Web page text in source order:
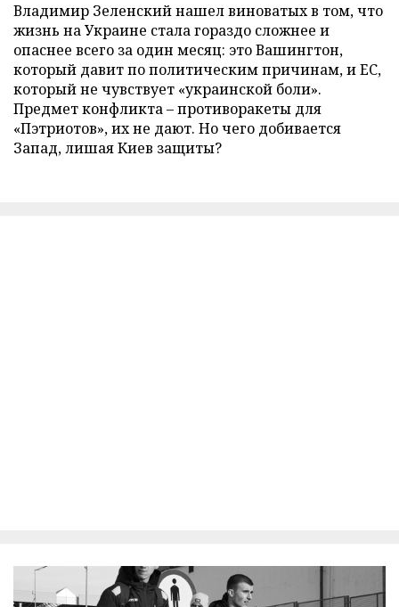
Владимир Зеленский нашел виноватых в том, что
жизнь на Украине стала гораздо сложнее и
опаснее всего за один месяц: это Вашингтон,
который давит по политическим причинам, и ЕС,
который не чувствует «украинской боли».
Предмет конфликта – противоракеты для
«Пэтриотов», их не дают. Но чего добивается
Запад, лишая Киев защиты?